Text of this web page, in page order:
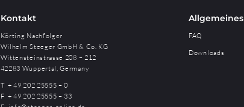
Kontakt
Körting Nachfolger
Wilhelm Steeger GmbH & Co. KG
Wittensteinstrasse 208 – 212
42283 Wuppertal, Germany
T + 49 202 25555 – 0
F + 49 202 25555 – 33
Allgemeines
FAQ
Downloads